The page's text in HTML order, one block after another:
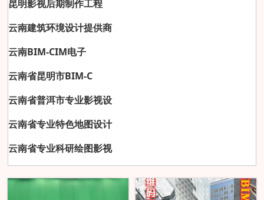
昆明影视后期制作工程
云南建筑环境设计提供商
云南BIM-CIM电子
云南省昆明市BIM-C
云南省普洱市专业影视设
云南省专业特色地图设计
云南省专业科研绘图影视